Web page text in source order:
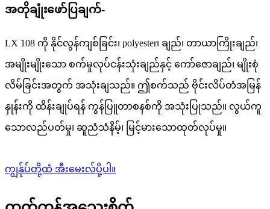
အတိုချုံးဖော်ပြချက်-
LX 108 ကို နိုင်လွန်ကျစ်ခြင်း၊ polyester၊ ချည်၊ တာယာကြိုးချည်၊
အမျိုးမျိုးသော စက်မှုလုပ်ငန်းသုံးချည်နှင့် ကော်ဇောချည်၊ မျိုးစုံ
လိမ်ခြင်းအတွက် အသုံးချသည်။ ဤစက်သည် ဗိုင်းလိပ်တံအမြန်
နှုန်းကို ထိန်းချုပ်ရန် ကွန်ပြူတာစနစ်ကို အသုံးပြုသည်။ လွယ်ကူ
သောလည်ပတ်မှု၊ ဆူညံသံနိမ့်၊ မြင့်မားသောထုတ်လုပ်မှု။
ကျွန်ုပ်တို့ထံ အီးမေးလ်ပို့ပါ။